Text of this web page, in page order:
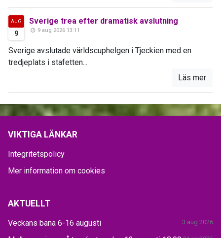
AUG
9
Sverige trea efter dramatisk avslutning
9 aug 2026 13:11
Sverige avslutade världscuphelgen i Tjeckien med en
tredjeplats i stafetten...
Läs mer
VIKTIGA LÄNKAR
Integritetspolicy
Mer information om cookies
AKTUELLT
Veckans bana 6-16 augusti 3 aug 2026